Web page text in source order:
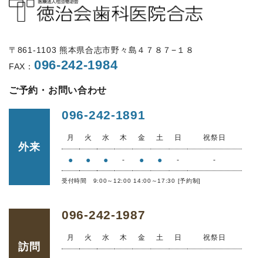
〒861-1103 熊本県合志市野々島４７８７−１８
FAX： 096-242-1984
ご予約・お問い合わせ
外来
096-242-1891
月 火 水 木 金 土 日 祝祭日
● ● ● - ● ● - -
受付時間 9:00～12:00 14:00～17:30 [予約制]
訪問
096-242-1987
月 火 水 木 金 土 日 祝祭日